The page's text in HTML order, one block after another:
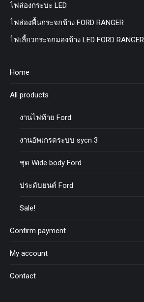
ไฟส่องกระบะ LED
ไฟส่องพื้นกระจกข้าง FORD RANGER
ไฟเลี้ยวกระจกมองข้าง LED FORD RANGER
Home
All products
งานไฟท้าย Ford
งานอัพเกรดระบบ sycn 3
ชุด Wide body Ford
ประดับยนต์ Ford
Sale!
Confirm payment
My account
Contact